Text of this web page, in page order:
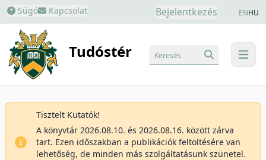
Súgó Kapcsolat Bejelentkezés ENHU
Tudóstér menu
Keresés
Tisztelt Kutatók!
A könyvtár 2026.08.10. és 2026.08.16. között zárva
tart. Ezen időszakban a publikációk feltöltésére van
lehetőség, de minden más szolgáltatásunk szünetel.